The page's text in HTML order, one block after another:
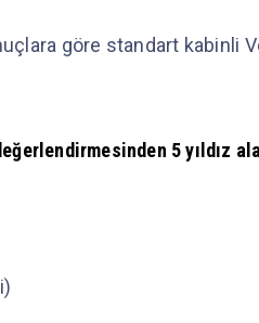
göre standart kabinli
5 yıldız